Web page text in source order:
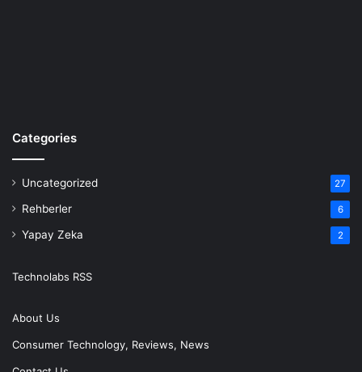
Categories
Uncategorized 27
Rehberler 6
Yapay Zeka 2
Technolabs RSS
About Us
Consumer Technology, Reviews, News